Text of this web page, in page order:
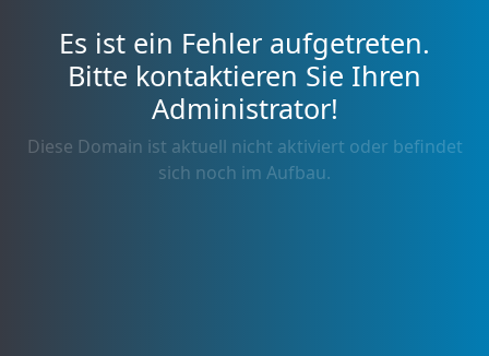
Es ist ein Fehler aufgetreten.
Bitte kontaktieren Sie Ihren
Administrator!
Diese Domain ist aktuell nicht aktiviert oder befindet
sich noch im Aufbau.